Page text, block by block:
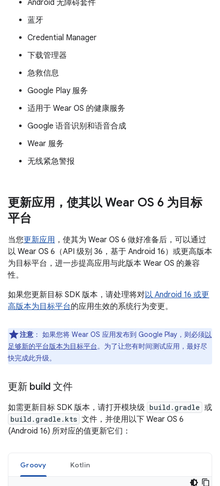
Android 无障碍套件
蓝牙
Credential Manager
下载管理器
急救信息
Google Play 服务
适用于 Wear OS 的健康服务
Google 语音识别和语音合成
Wear 服务
无线紧急警报
更新应用，使其以 Wear OS 6 为目标
平台
当您更新应用 ，使其为 Wear OS 6 做好准备后，可以通过
以 Wear OS 6（API 级别 36，基于 Android 16）或更高版本
为目标平台，进一步提高应用与此版本 Wear OS 的兼容
性。
如果您更新目标 SDK 版本，请处理将对以 Android 16 或更
高版本为目标平台的应用生效的系统行为变更。
注意 ： 如果您将 Wear OS 应用发布到 Google Play，则必须以
足够新的平台版本为目标平台。为了让您有时间测试应用，最好尽
快完成此升级。
更新 build 文件
如需更新目标 SDK 版本，请打开模块级 build.gradle 或
build.gradle.kts 文件，并使用以下 Wear OS 6
(Android 16) 所对应的值更新它们：
Groovy Kotlin